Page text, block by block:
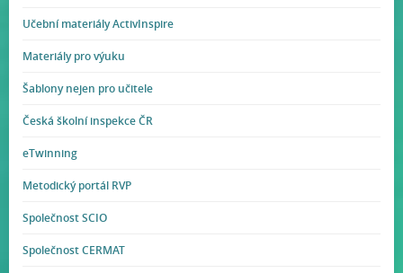
Učební materiály ActivInspire
Materiály pro výuku
Šablony nejen pro učitele
Česká školní inspekce ČR
eTwinning
Metodický portál RVP
Společnost SCIO
Společnost CERMAT